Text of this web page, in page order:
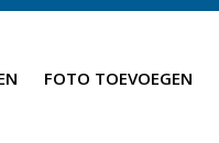
FOTO TOEVOEGEN